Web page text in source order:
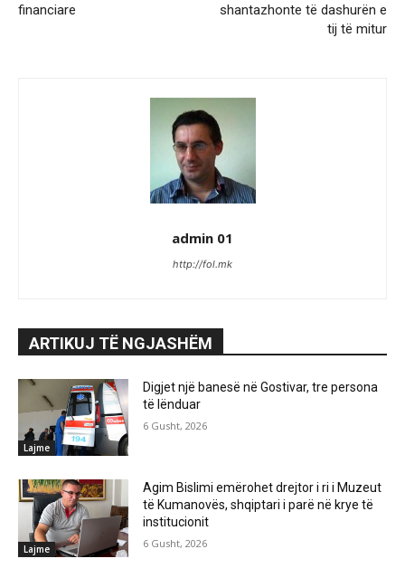
financiare
shantazhonte të dashurën e
tij të mitur
admin 01
http://fol.mk
ARTIKUJ TË NGJASHËM
Lajme
Digjet një banesë në Gostivar, tre persona
të lënduar
6 Gusht, 2026
Lajme
Agim Bislimi emërohet drejtor i ri i Muzeut
të Kumanovës, shqiptari i parë në krye të
institucionit
6 Gusht, 2026